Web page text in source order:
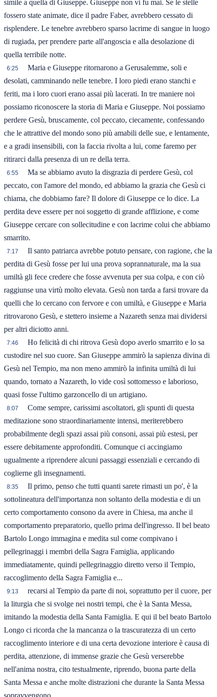
simile a quella di Giuseppe. Giuseppe non vi fu mai. Se le stelle
fossero state animate, dice il padre Faber, avrebbero cessato di
risplendere. Le tenebre avrebbero sparso lacrime di sangue in luogo
di rugiada, per prendere parte all'angoscia e alla desolazione di
quella terribile notte.
6:25
Maria e Giuseppe ritornarono a Gerusalemme, soli e
desolati, camminando nelle tenebre. I loro piedi erano stanchi e
feriti, ma i loro cuori erano assai più lacerati. In tre maniere noi
possiamo riconoscere la storia di Maria e Giuseppe. Noi possiamo
perdere Gesù, bruscamente, col peccato, ciecamente, confessando
che le attrattive del mondo sono più amabili delle sue, e lentamente,
e a gradi insensibili, con la faccia rivolta a lui, come faremo per
ritirarci dalla presenza di un re della terra.
6:55
Ma se abbiamo avuto la disgrazia di perdere Gesù, col
peccato, con l'amore del mondo, ed abbiamo la grazia che Gesù ci
chiama, che dobbiamo fare? Il dolore di Giuseppe ce lo dice. La
perdita deve essere per noi soggetto di grande afflizione, e come
Giuseppe cercare con sollecitudine e con lacrime colui che abbiamo
smarrito.
7:17
Il santo patriarca avrebbe potuto pensare, con ragione, che la
perdita di Gesù fosse per lui una prova soprannaturale, ma la sua
umiltà gli fece credere che fosse avvenuta per sua colpa, e con ciò
raggiunse una virtù molto elevata. Gesù non tarda a farsi trovare da
quelli che lo cercano con fervore e con umiltà, e Giuseppe e Maria
ritrovarono Gesù, e stettero insieme a Nazareth senza mai dividersi
per altri diciotto anni.
7:46
Ho felicità di chi ritrova Gesù dopo averlo smarrito e lo sa
custodire nel suo cuore. San Giuseppe ammirò la sapienza divina di
Gesù nel Tempio, ma non meno ammirò la infinita umiltà di lui
quando, tornato a Nazareth, lo vide così sottomesso e laborioso,
quasi fosse l'ultimo garzoncello di un artigiano.
8:07
Come sempre, carissimi ascoltatori, gli spunti di questa
meditazione sono straordinariamente intensi, meriterebbero
probabilmente degli spazi assai più consoni, assai più estesi, per
essere debitamente approfonditi. Comunque ci accingiamo
ugualmente a riprendere alcuni passaggi essenziali e cercando di
coglierne gli insegnamenti.
8:35
Il primo, penso che tutti quanti sarete rimasti un po', è la
sottolineatura dell'importanza non soltanto della modestia e di un
certo comportamento consono da avere in Chiesa, ma anche il
comportamento preparatorio, quello prima dell'ingresso. Il bel beato
Bartolo Longo immagina e medita sul come compivano i
pellegrinaggi i membri della Sagra Famiglia, applicando
immediatamente, quindi pellegrinaggio diretto verso il Tempio,
raccoglimento della Sagra Famiglia e...
9:13
recarsi al Tempio da parte di noi, soprattutto per il cuore, per
la liturgia che si svolge nei nostri tempi, che è la Santa Messa,
imitando la modestia della Santa Famiglia. E qui il bel beato Bartolo
Longo ci ricorda che la mancanza o la trascuratezza di un certo
raccoglimento interiore e di una certa devozione interiore è causa di
perdita, attenzione, di immense grazie che Gesù verserebbe
nell'anima nostra, cito testualmente, riprendo, buona parte della
Santa Messa e anche molte distrazioni che durante la Santa Messa